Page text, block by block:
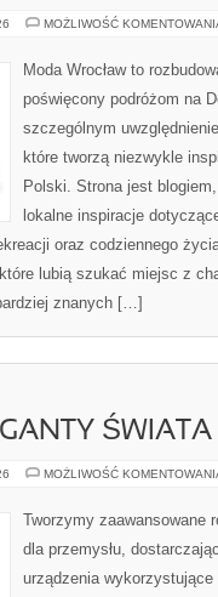
MOŻLIWOŚĆ
Moda Wrocław to
poświęcony podróżom na
szczególnym
które tworzą niezwykle
Polski. Strona jest
lokalne inspiracje
oraz codziennego
lubią szukać miejsc z
znanych […]
ŚWIATA
MOŻLIWOŚĆ
Tworzymy zaawansowane
dla przemysłu,
urządzenia wykorzystujące